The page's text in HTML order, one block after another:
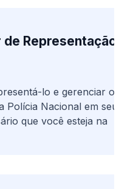
Representação
lo e gerenciar o
Polícia Nacional em seu
que você esteja na